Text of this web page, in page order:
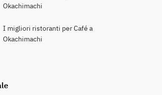
Okachimachi
I migliori ristoranti per Café a
Okachimachi